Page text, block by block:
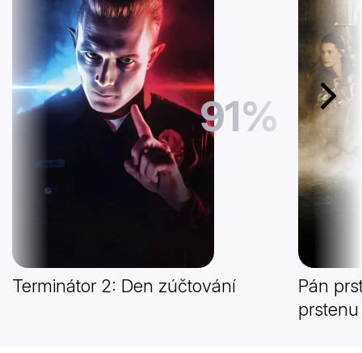
Další
91%
Terminátor 2: Den zúčtování
Pán
prstenu